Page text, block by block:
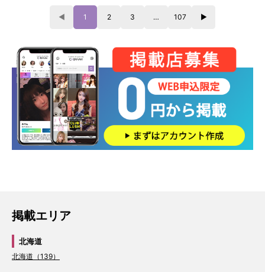
◀ 1 2 3 … 107 ▶
掲載エリア
北海道
北海道（139）